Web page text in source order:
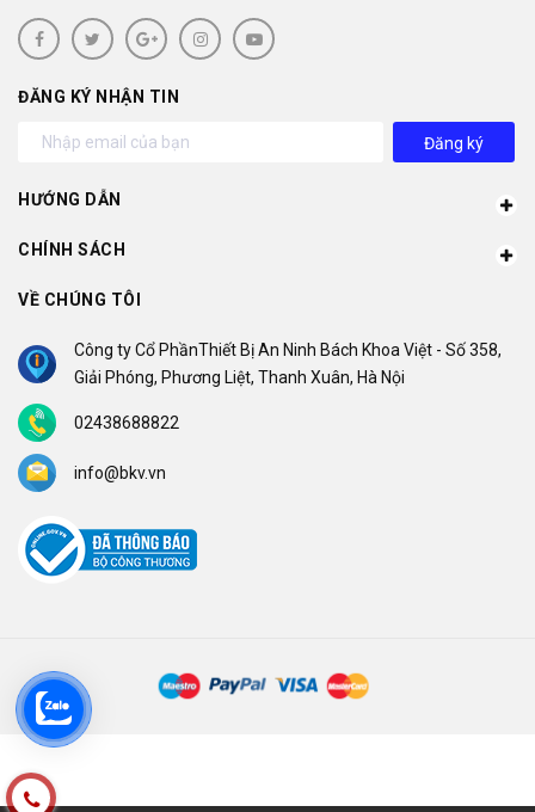
ĐĂNG KÝ NHẬN TIN
Đăng ký
HƯỚNG DẪN
CHÍNH SÁCH
VỀ CHÚNG TÔI
Công ty Cổ PhầnThiết Bị An Ninh Bách Khoa Việt - Số 358,
Giải Phóng, Phương Liệt, Thanh Xuân, Hà Nội
02438688822
info@bkv.vn